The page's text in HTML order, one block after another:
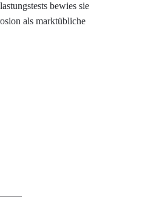
bewies sie
als marktübliche